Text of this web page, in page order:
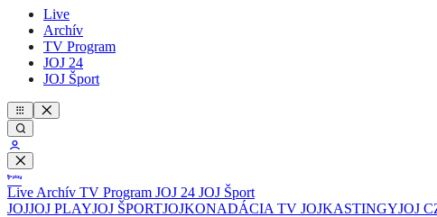
Live
Archív
TV Program
JOJ 24
JOJ Šport
Live Archív TV Program JOJ 24 JOJ Šport
JOJJOJ PLAYJOJ ŠPORTJOJKONADÁCIA TV JOJKASTINGYJOJ